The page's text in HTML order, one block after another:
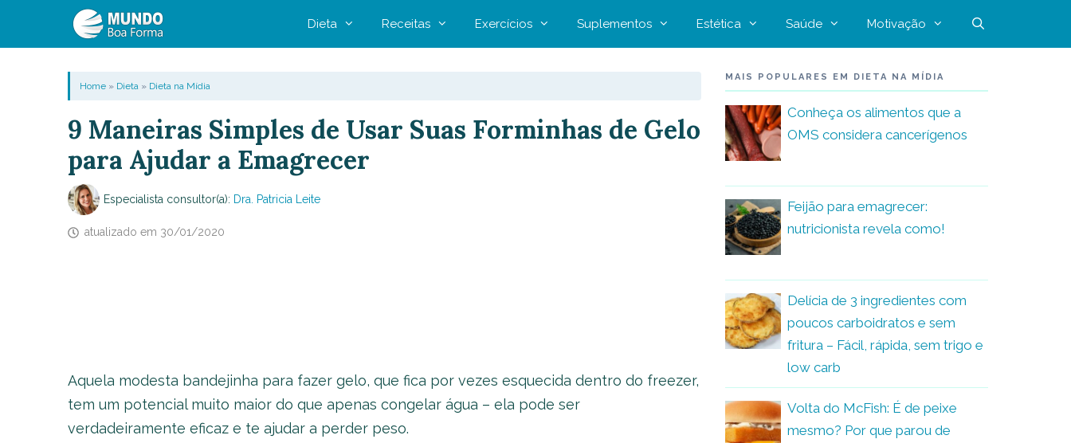
Dieta Receitas Exercícios Suplementos Estética Saúde Motivação
Home» Dieta» Dieta na Mídia
9 Maneiras Simples de Usar Suas Forminhas de Gelo
para Ajudar a Emagrecer
Especialista consultor(a): Dra. Patricia Leite
atualizado em 30/01/2020
Aquela modesta bandejinha para fazer gelo, que fica por vezes esquecida dentro do freezer,
tem um potencial muito maior do que apenas congelar água – ela pode ser
verdadeiramente eficaz e te ajudar a perder peso.
MAIS POPULARES EM DIETA NA MÍDIA
Conheça os alimentos que a
OMS considera cancerígenos
Feijão para emagrecer:
nutricionista revela como!
Delícia de 3 ingredientes com
poucos carboidratos e sem
fritura – Fácil, rápida, sem trigo e
low carb
Volta do McFish: É de peixe
mesmo? Por que parou de